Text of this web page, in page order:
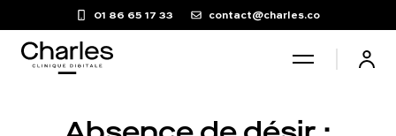
01 86 65 17 33 contact@charles.co
Santé sexuelle